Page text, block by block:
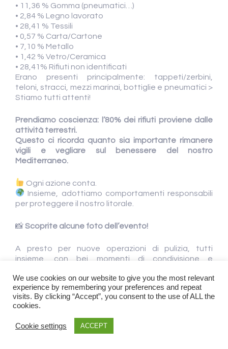
• 11,36 % Gomma (pneumatici…)
• 2,84 % Legno lavorato
• 28,41 % Tessili
• 0,57 % Carta/Cartone
• 7,10 % Metallo
• 1,42 % Vetro/Ceramica
• 28,41% Rifiuti non identificati
Erano presenti principalmente: tappeti/zerbini,
teloni, stracci, mezzi marinai, bottiglie e pneumatici >
Stiamo tutti attenti!
Prendiamo coscienza: l’80% dei rifiuti proviene dalle
attività terrestri.
Questo ci ricorda quanto sia importante rimanere
vigili e vegliare sul benessere del nostro
Mediterraneo.
Ogni azione conta.
Insieme, adottiamo comportamenti responsabili
per proteggere il nostro litorale.
📸Scoprite alcune foto dell’evento!
A presto per nuove operazioni di pulizia, tutti
insieme, con bei momenti di condivisione e
Cordiali saluti,
PLAISANCE
We use cookies on our website to give you the most relevant
experience by remembering your preferences and repeat
visits. By clicking “Accept”, you consent to the use of ALL the
cookies.
Cookie settings ACCEPT